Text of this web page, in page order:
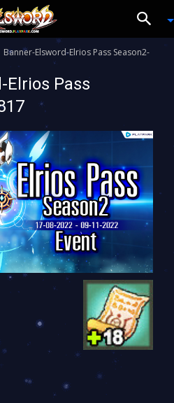
Banner-Elsword-Elrios Pass Season2-
Elrios Pass